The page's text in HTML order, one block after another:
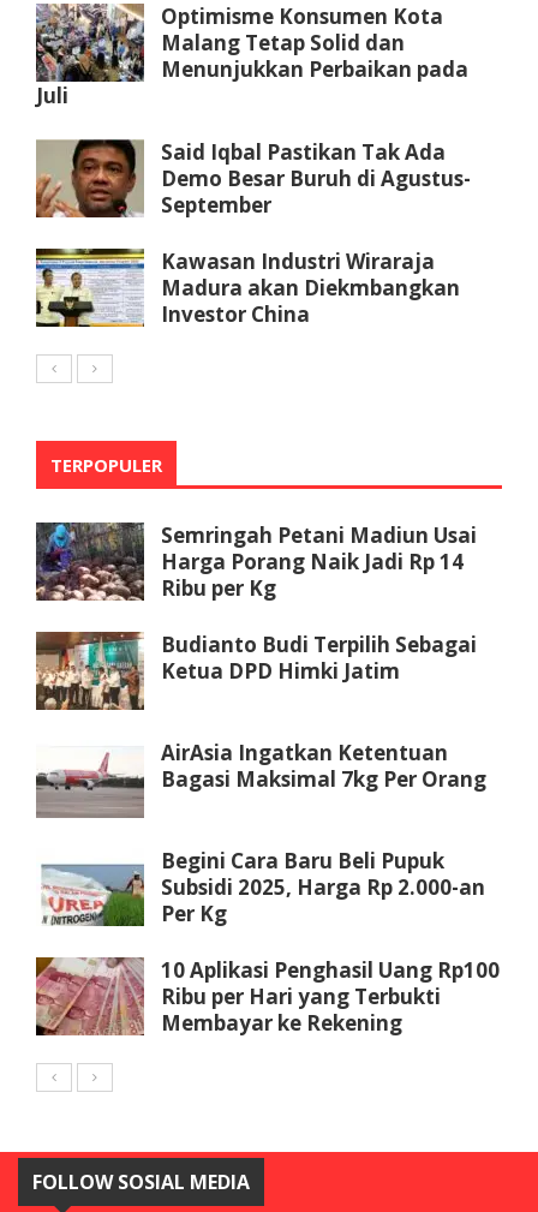
Optimisme Konsumen Kota
Malang Tetap Solid dan
Menunjukkan Perbaikan pada
Juli
Said Iqbal Pastikan Tak Ada
Demo Besar Buruh di Agustus-
September
Kawasan Industri Wiraraja
Madura akan Diekmbangkan
Investor China
TERPOPULER
Semringah Petani Madiun Usai
Harga Porang Naik Jadi Rp 14
Ribu per Kg
Budianto Budi Terpilih Sebagai
Ketua DPD Himki Jatim
AirAsia Ingatkan Ketentuan
Bagasi Maksimal 7kg Per Orang
Begini Cara Baru Beli Pupuk
Subsidi 2025, Harga Rp 2.000-an
Per Kg
10 Aplikasi Penghasil Uang Rp100
Ribu per Hari yang Terbukti
Membayar ke Rekening
FOLLOW SOSIAL MEDIA